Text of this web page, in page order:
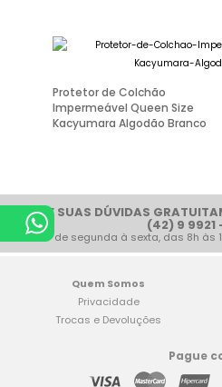
Protetor de Colchão
Impermeável Queen Size
Kacyumara Algodão Branco
TIRE SUAS DÚVIDAS
(42) 9 9921
de segunda à sexta, das 8h às
Quem Somos
Privacidade
Trocas e Devoluções
Pague